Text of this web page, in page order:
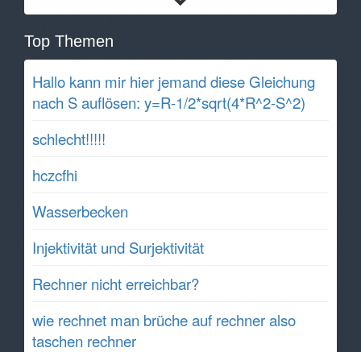
Top Themen
Hallo kann mir hier jemand diese Gleichung
nach S auflösen: y=R-1/2*sqrt(4*R^2-S^2)
schlecht!!!!!
hczcfhi
Wasserbecken
Injektivität und Surjektivität
Rechner nicht erreichbar?
wie rechnet man brüche auf rechner also
taschen rechner